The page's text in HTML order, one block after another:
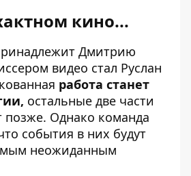
кино...
Дмитрию
видео стал Руслан
работа станет
остальные две части
позже. Однако команда
события в них будут
неожиданным